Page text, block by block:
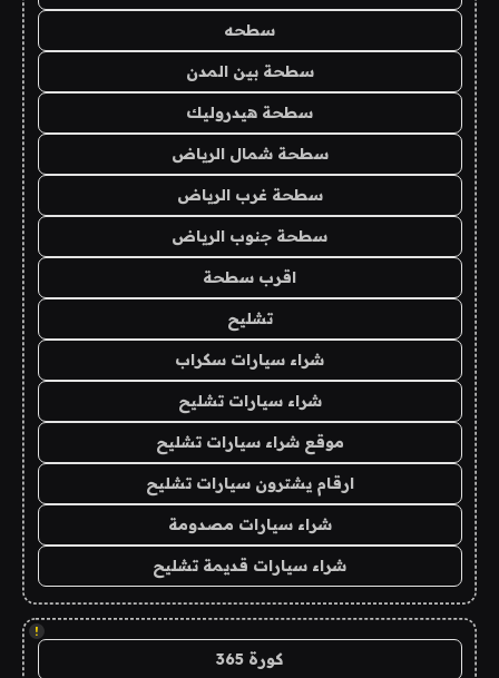
سطحه
سطحة بين المدن
سطحة هيدروليك
سطحة شمال الرياض
سطحة غرب الرياض
سطحة جنوب الرياض
اقرب سطحة
تشليح
شراء سيارات سكراب
شراء سيارات تشليح
موقع شراء سيارات تشليح
ارقام يشترون سيارات تشليح
شراء سيارات مصدومة
شراء سيارات قديمة تشليح
!
كورة 365